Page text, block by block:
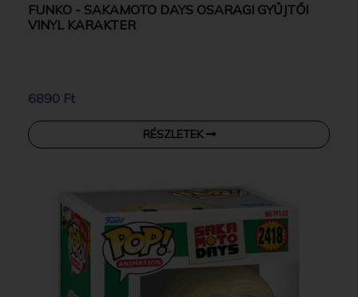
FUNKO - SAKAMOTO DAYS OSARAGI GYŰJTŐI
VINYL KARAKTER
6890 Ft
RÉSZLETEK